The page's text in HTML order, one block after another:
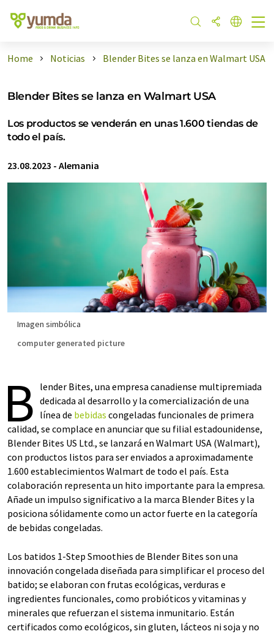
Home Noticias Blender Bites se lanza en Walmart USA
Blender Bites se lanza en Walmart USA
Los productos se venderán en unas 1.600 tiendas de
todo el país.
23.08.2023 - Alemania
Imagen simbólica
computer generated picture
B lender Bites, una empresa canadiense multipremiada
dedicada al desarrollo y la comercialización de una
línea de bebidas congeladas funcionales de primera
calidad, se complace en anunciar que su filial estadounidense,
Blender Bites US Ltd., se lanzará en Walmart USA (Walmart),
con productos listos para ser enviados a aproximadamente
1.600 establecimientos Walmart de todo el país. Esta
colaboración representa un hito importante para la empresa.
Añade un impulso significativo a la marca Blender Bites y la
posiciona sólidamente como un actor fuerte en la categoría
de bebidas congeladas.
Los batidos 1-Step Smoothies de Blender Bites son una
innovación congelada diseñada para simplificar el proceso del
batido; se elaboran con frutas ecológicas, verduras e
ingredientes funcionales, como probióticos y vitaminas y
minerales que refuerzan el sistema inmunitario. Están
certificados como ecológicos, sin gluten, lácteos ni soja y no